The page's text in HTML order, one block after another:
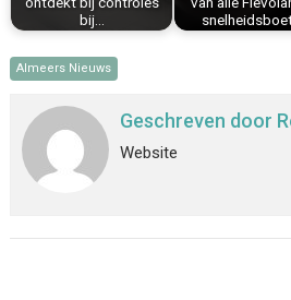
bij…
Almeers Nieuws
Geschreven door
Website